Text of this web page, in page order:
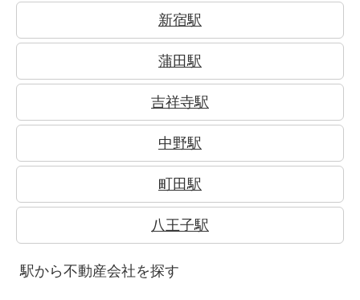
新宿駅
蒲田駅
吉祥寺駅
中野駅
町田駅
八王子駅
駅から不動産会社を探す